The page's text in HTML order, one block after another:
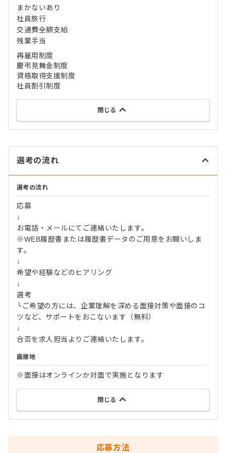
まかないあり
社員旅行
交通費全額支給
残業手当
再雇用制度
慶弔見舞金制度
資格取得支援制度
社員割引制度
閉じる
選考の流れ
選考の流れ
応募
↓
お電話・メールにてご連絡いたします。
※WEB履歴書または履歴書データのご用意をお願いしま
す。
↓
希望や経験などのヒアリング
↓
選考
└ご希望の方には、企業理解を深める面接対策や面接のコ
ツなど、サポートをおこないます（無料）
↓
合否を求人担当よりご連絡いたします。
面接地
※面接はオンラインか対面で実施となります
閉じる
応募方法